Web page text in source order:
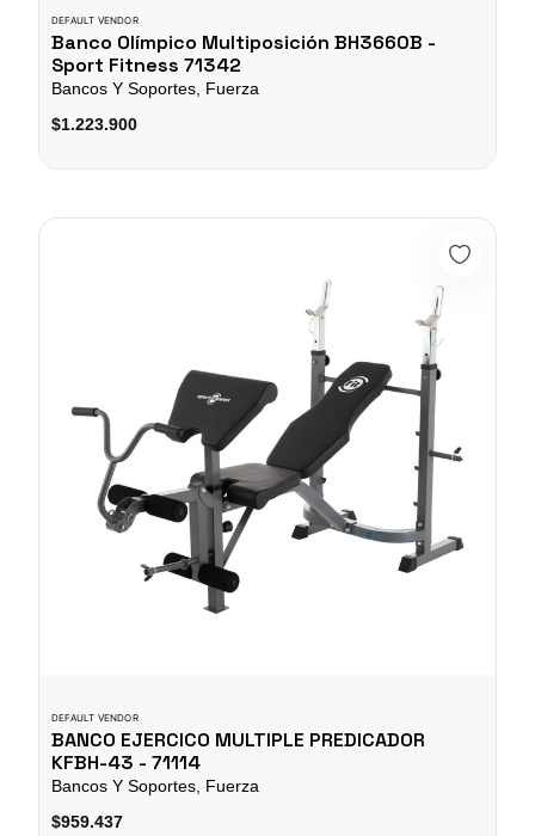
DEFAULT VENDOR
Banco Olímpico Multiposición BH3660B -
Sport Fitness 71342
Bancos Y Soportes, Fuerza
$1.223.900
BANCO EJERCICO MULTIPLE PREDICADOR KFBH-43 - 71114
DEFAULT VENDOR
BANCO EJERCICO MULTIPLE PREDICADOR
KFBH-43 - 71114
Bancos Y Soportes, Fuerza
$959.437